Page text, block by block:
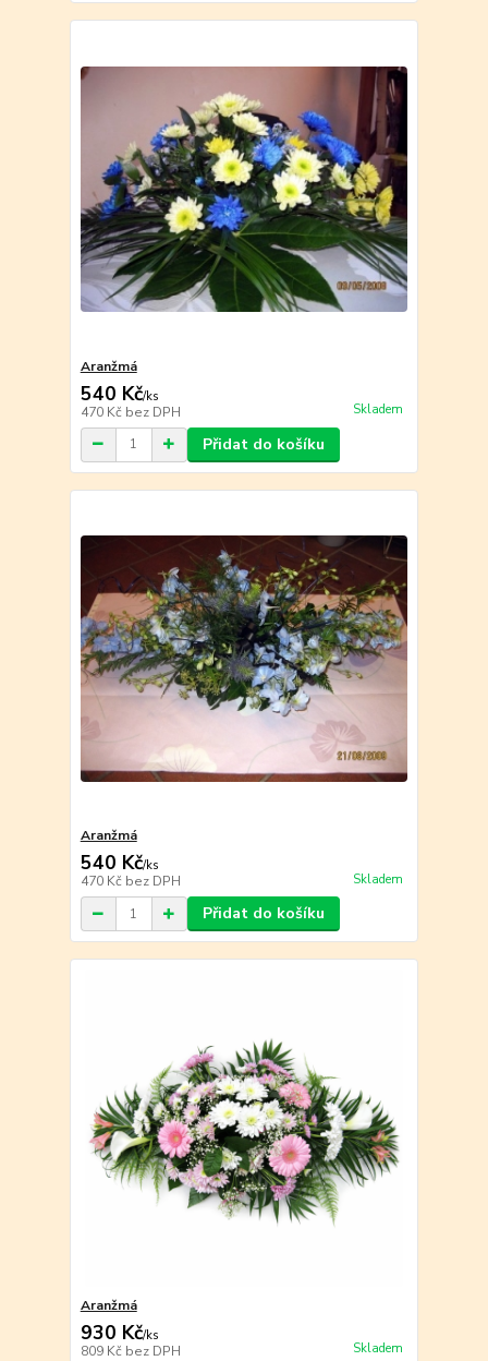
Aranžmá
540 Kč/ks
470 Kč bez DPH Skladem
Přidat do košíku
Aranžmá
540 Kč/ks
470 Kč bez DPH Skladem
Přidat do košíku
Aranžmá
930 Kč/ks
809 Kč bez DPH Skladem